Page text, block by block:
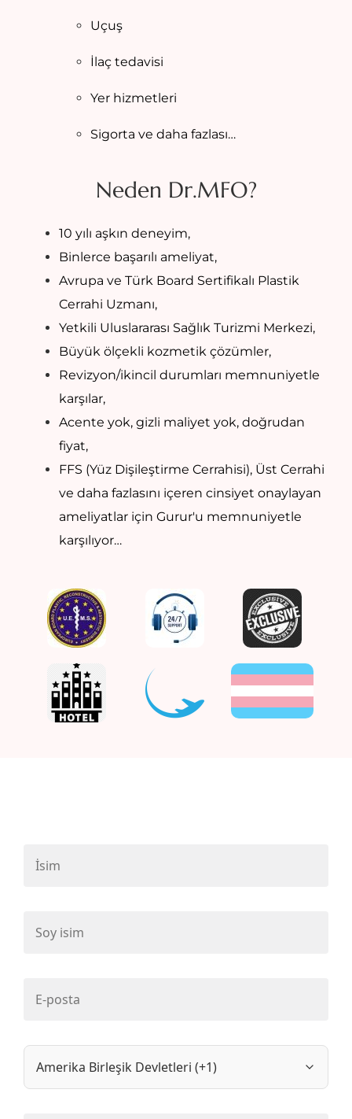
Uçuş
İlaç tedavisi
Yer hizmetleri
Sigorta ve daha fazlası…
Neden Dr.MFO?
10 yılı aşkın deneyim,
Binlerce başarılı ameliyat,
Avrupa ve Türk Board Sertifikalı Plastik
Cerrahi Uzmanı,
Yetkili Uluslararası Sağlık Turizmi Merkezi,
Büyük ölçekli kozmetik çözümler,
Revizyon/ikincil durumları memnuniyetle
karşılar,
Acente yok, gizli maliyet yok, doğrudan
fiyat,
FFS (Yüz Dişileştirme Cerrahisi), Üst Cerrahi
ve daha fazlasını içeren cinsiyet onaylayan
ameliyatlar için Gurur'u memnuniyetle
karşılıyor…